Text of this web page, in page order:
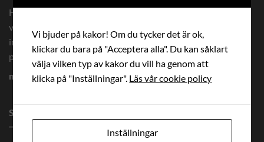
Hos oss beställer du måttanpassade premium solskydd och
vävar med prisgaranti. Vi levererar måttanpassade vävar
inom 8 arbetsdagar och solskydd inom 14 arbetsdagar Alla
priser är inkl. moms och fri frakt. Här finner ni råd och tips:
markisfakta.se
SENASTE BLOGG
Vi bjuder på kakor! Om du tycker det är ok,
klickar du bara på "Acceptera alla". Du kan såklart
välja vilken typ av kakor du vill ha genom att
klicka på "Inställningar". Läs vår cookie policy
Inställningar